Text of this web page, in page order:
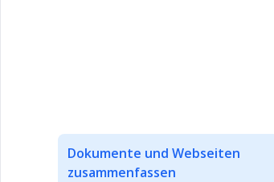
Dokumente und Webseiten
zusammenfassen